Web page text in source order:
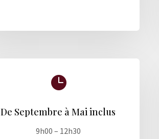

De Septembre à Mai inclus
9h00 – 12h30